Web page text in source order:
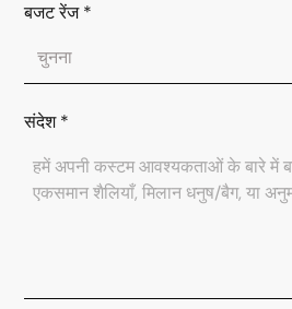
बजट रेंज *
संदेश *